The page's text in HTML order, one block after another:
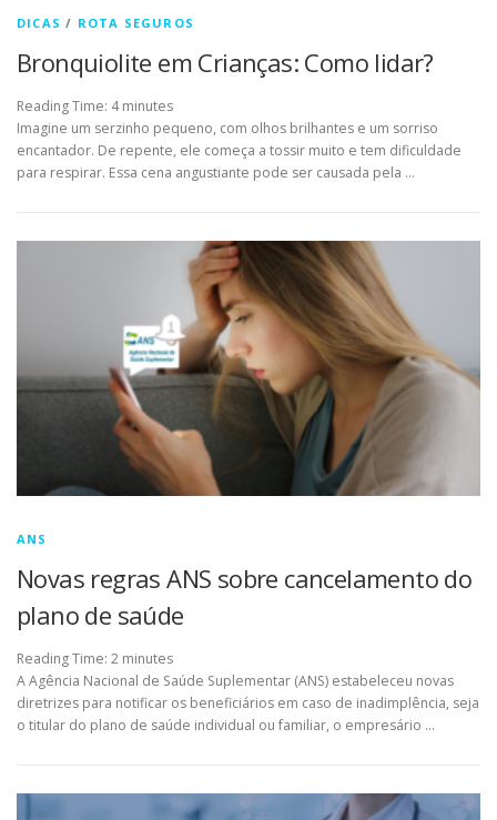
DICAS / ROTA SEGUROS
Bronquiolite em Crianças: Como lidar?
Reading Time: 4 minutes
Imagine um serzinho pequeno, com olhos brilhantes e um sorriso
encantador. De repente, ele começa a tossir muito e tem dificuldade
para respirar. Essa cena angustiante pode ser causada pela …
ANS
Novas regras ANS sobre cancelamento do
plano de saúde
Reading Time: 2 minutes
A Agência Nacional de Saúde Suplementar (ANS) estabeleceu novas
diretrizes para notificar os beneficiários em caso de inadimplência, seja
o titular do plano de saúde individual ou familiar, o empresário …